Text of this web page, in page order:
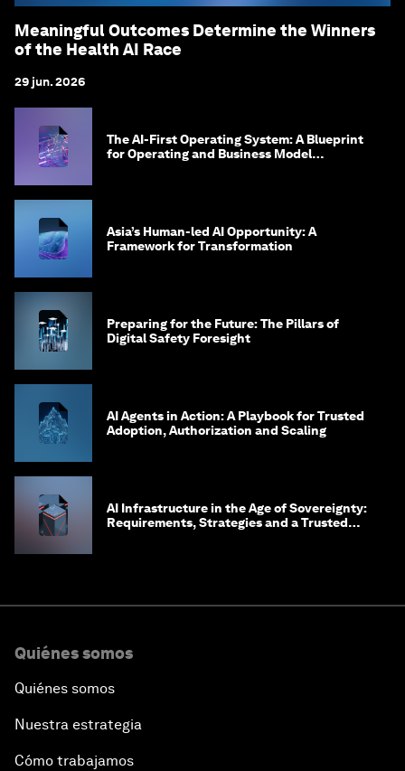
Meaningful Outcomes Determine the Winners
of the Health AI Race
29 jun. 2026
The AI-First Operating System: A Blueprint
for Operating and Business Model
Asia’s Human-led AI Opportunity: A
Framework for Transformation
Preparing for the Future: The Pillars of
Digital Safety Foresight
AI Agents in Action: A Playbook for Trusted
Adoption, Authorization and Scaling
AI Infrastructure in the Age of Sovereignty:
Requirements, Strategies and a Trusted
Quiénes somos
Quiénes somos
Nuestra estrategia
Cómo trabajamos